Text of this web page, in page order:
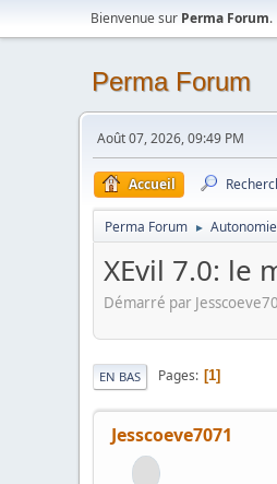
Bienvenue sur Perma Forum.
Perma Forum
Août 07, 2026, 09:49 PM
Accueil
Perma Forum ► Autonomie
XEvil 7.0: le
Démarré par
EN BAS Pages 1
Jesscoeve7071